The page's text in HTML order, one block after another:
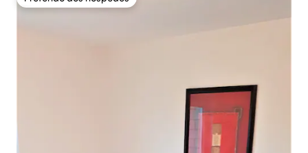
Preferido dos hóspedes